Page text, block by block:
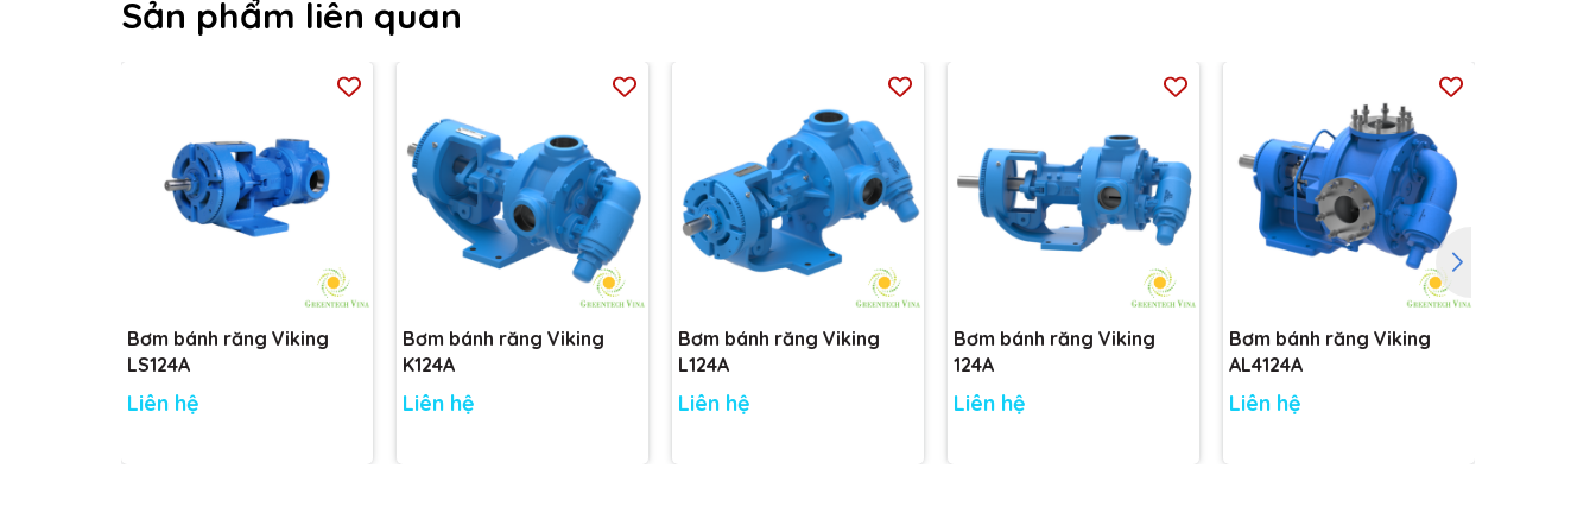
Sản phẩm liên quan
Bơm bánh răng Viking
LS124A
Liên hệ
Bơm bánh răng Viking
K124A
Liên hệ
Bơm bánh răng Viking
L124A
Liên hệ
Bơm bánh răng Viking
124A
Liên hệ
Bơm bánh răng Viking
AL4124A
Liên hệ